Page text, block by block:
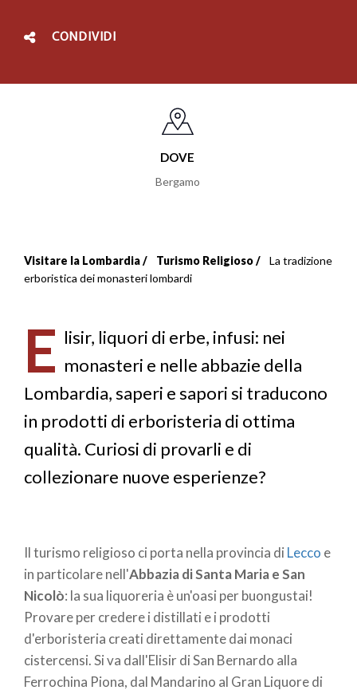
CONDIVIDI
DOVE
Bergamo
Briciole
pane
Visitare la Lombardia Turismo Religioso
La tradizione
erboristica dei monasteri lombardi
E lisir, liquori di erbe, infusi: nei
monasteri e nelle abbazie della
Lombardia, saperi e sapori si traducono
in prodotti di erboristeria di ottima
qualità. Curiosi di provarli e di
collezionare nuove esperienze?
Il turismo religioso ci porta nella provincia di Lecco e
in particolare nell'Abbazia di Santa Maria e San
Nicolò: la sua liquoreria è un'oasi per buongustai!
Provare per credere i distillati e i prodotti
d'erboristeria creati direttamente dai monaci
cistercensi. Si va dall'Elisir di San Bernardo alla
Ferrochina Piona, dal Mandarino al Gran Liquore di